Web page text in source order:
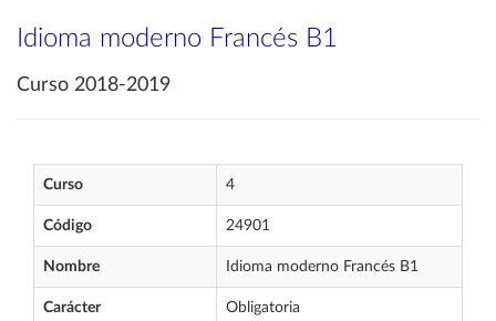
Idioma moderno Francés B1
Curso 2018-2019
Curso 4
Código 24901
Nombre Idioma moderno Francés B1
Carácter Obligatoria